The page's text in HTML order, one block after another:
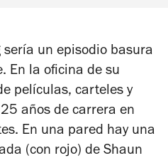
sería un episodio basura
. En la oficina de su
películas, carteles y
años de carrera en
En una pared hay una
(con rojo) de Shaun